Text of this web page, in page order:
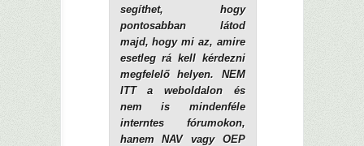
segíthet, hogy
pontosabban látod
majd, hogy mi az, amire
esetleg rá kell kérdezni
megfelelő helyen. NEM
ITT a weboldalon és
nem is mindenféle
interntes fórumokon,
hanem NAV vagy OEP